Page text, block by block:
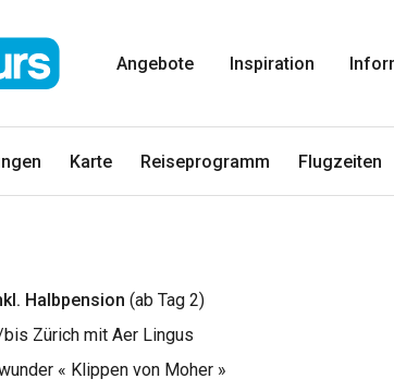
Angebote Inspiration
Karte Reiseprogramm Flugzeiten
Halbpension(ab Tag 2)
Zürich mit Aer Lingus
« Klippen von Moher »